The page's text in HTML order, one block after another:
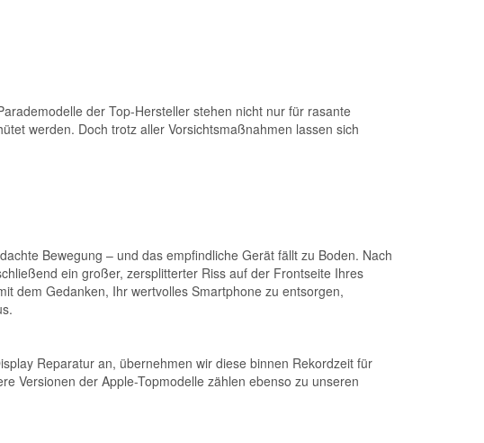
der Top-Hersteller stehen nicht nur für rasante
werden. Doch trotz aller Vorsichtsmaßnahmen lassen sich
Bewegung – und das empfindliche Gerät fällt zu Boden. Nach
ein großer, zersplitterter Riss auf der Frontseite Ihres
dem Gedanken, Ihr wertvolles Smartphone zu entsorgen,
Reparatur an, übernehmen wir diese binnen Rekordzeit für
Versionen der Apple-Topmodelle zählen ebenso zu unseren